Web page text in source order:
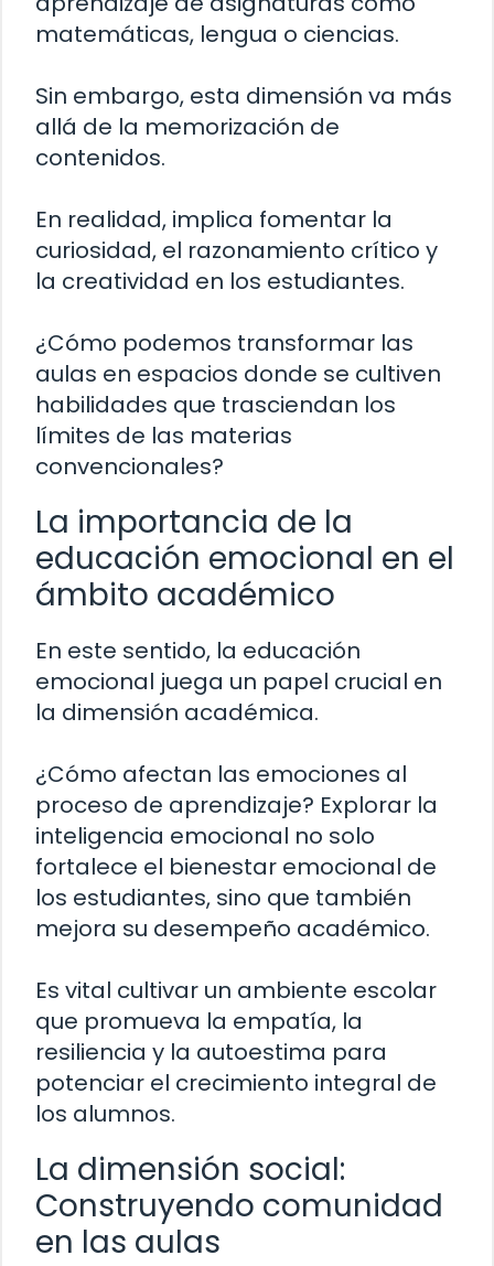
matemáticas, lengua o ciencias.
Sin embargo, esta dimensión va más
allá de la memorización de
contenidos.
En realidad, implica fomentar la
curiosidad, el razonamiento crítico y
la creatividad en los estudiantes.
¿Cómo podemos transformar las
aulas en espacios donde se cultiven
habilidades que trasciendan los
límites de las materias
convencionales?
La importancia de la
educación emocional en el
ámbito académico
En este sentido, la educación
emocional juega un papel crucial en
la dimensión académica.
¿Cómo afectan las emociones al
proceso de aprendizaje? Explorar la
inteligencia emocional no solo
fortalece el bienestar emocional de
los estudiantes, sino que también
mejora su desempeño académico.
Es vital cultivar un ambiente escolar
que promueva la empatía, la
resiliencia y la autoestima para
potenciar el crecimiento integral de
los alumnos.
La dimensión social:
Construyendo comunidad
en las aulas